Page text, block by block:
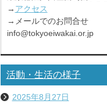
→ アクセス
→メールでのお問合せ
info@tokyoeiwakai.or.jp
活動・生活の様子
2025年8月27日